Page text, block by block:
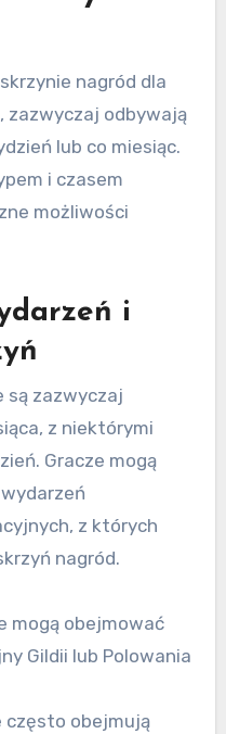
nagród dla
zazwyczaj odbywają
lub co miesiąc.
i czasem
możliwości
i
są zazwyczaj
z niektórymi
Gracze mogą
z których
nagród.
mogą obejmować
Gildii lub Polowania
często obejmują